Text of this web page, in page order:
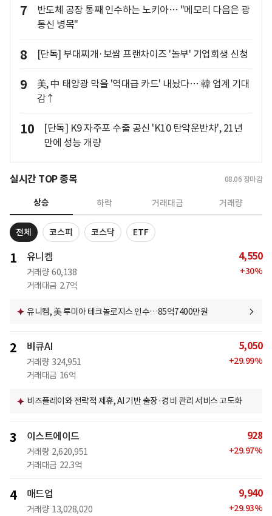
7
반도체 공장 통째 인수하는 노키아… "메모리 다음은 광
통신 병목"
8 [단독] 부대찌개·보쌈 프랜차이즈 '놀부' 기업회생 신청
9
美, 中 태양광 막을 '역대급 카드' 내놨다… 韓 업계 기대
감↑
10
[단독] K9 자주포 수출 공신 'K10 탄약운반차', 21년
만에 성능 개량
실시간 TOP 종목 08.06 장마감
상승 하락 거래대금 거래량
전체 코스피 코스닥 ETF
1 유니켐
거래량 60,138
거래대금 2.7억
4,550
+30%
유니켐, 美 루미아 테크놀로지스 인수…85억7400만원
2 비큐AI
거래량 324,951
거래대금 16억
5,050
+29.99%
비즈플레이와 전략적 제휴, AI 기반 출장·경비 관리 서비스 고도화
3 이스트에이드
거래량 2,620,951
거래대금 22.3억
928
+29.97%
4 매드업
거래량 13,028,020
9,940
+29.93%